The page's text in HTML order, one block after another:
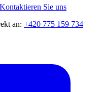
Kontaktieren Sie uns
an: +420 775 159 734